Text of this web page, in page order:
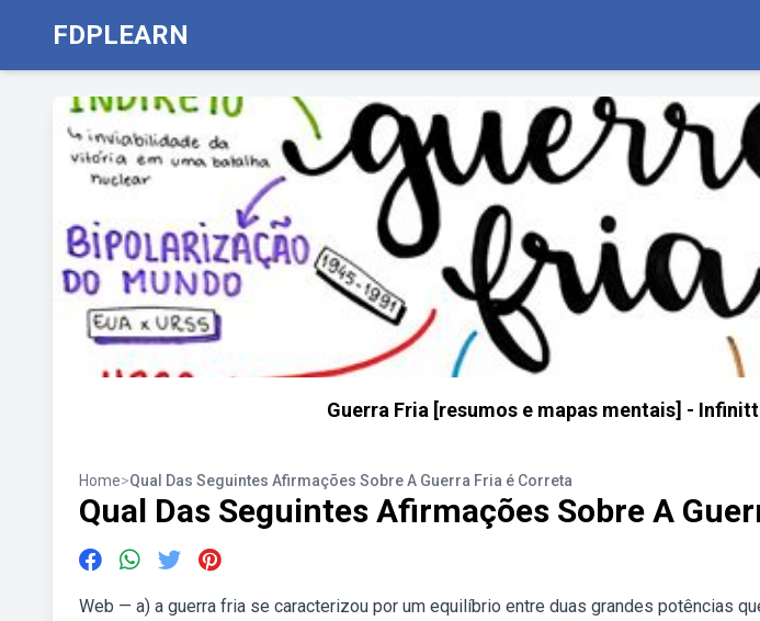
FDPLEARN
Guerra Fria [resumos e mapas mentais] -
Home>Qual Das Seguintes Afirmações Sobre A Guerra Fria é Correta
Qual Das Seguintes Afirmações Sobre A
Web — a) a guerra fria se caracterizou por um equilíbrio entre duas grandes potências